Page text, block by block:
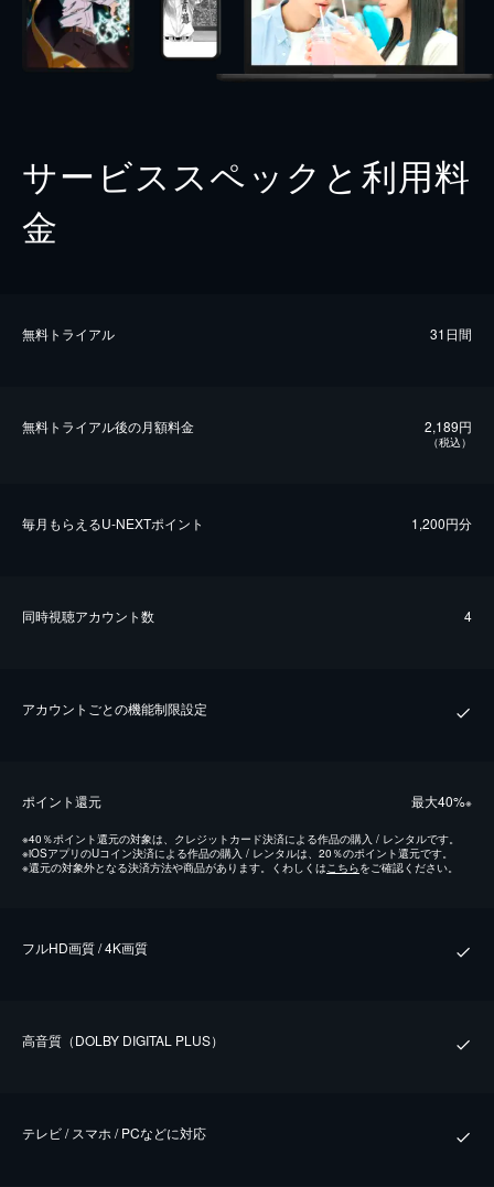
サービススペックと利用料
金
無料トライアル 31日間
無料トライアル後の⽉額料金 2,189円
（税込）
毎⽉もらえるU-NEXTポイント 1,200円分
同時視聴アカウント数 4
アカウントごとの機能制限設定
ポイント還元 最⼤40%※
※40％ポイント還元の対象は、クレジットカード決済による作品の購入 / レンタルです。
※iOSアプリのUコイン決済による作品の購入 / レンタルは、20％のポイント還元です。
※還元の対象外となる決済方法や商品があります。くわしくはこちらをご確認ください。
フルHD画質 / 4K画質
⾼⾳質（DOLBY DIGITAL PLUS）
テレビ / スマホ / PCなどに対応